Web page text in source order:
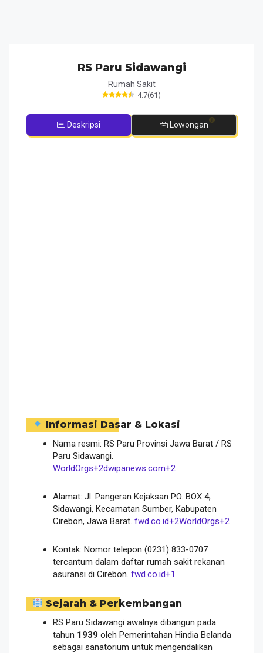
RS Paru Sidawangi
Rumah Sakit
4.7(61)
Deskripsi Lowongan
Informasi Dasar & Lokasi
Nama resmi: RS Paru Provinsi Jawa Barat / RS
Paru Sidawangi.
WorldOrgs+2dwipanews.com+2
Alamat: Jl. Pangeran Kejaksan PO. BOX 4,
Sidawangi, Kecamatan Sumber, Kabupaten
Cirebon, Jawa Barat. fwd.co.id+2WorldOrgs+2
Kontak: Nomor telepon ‎(0231) 833-0707
tercantum dalam daftar rumah sakit rekanan
asuransi di Cirebon. fwd.co.id+1
Sejarah & Perkembangan
RS Paru Sidawangi awalnya dibangun pada
tahun 1939 oleh Pemerintahan Hindia Belanda
sebagai sanatorium untuk mengendalikan